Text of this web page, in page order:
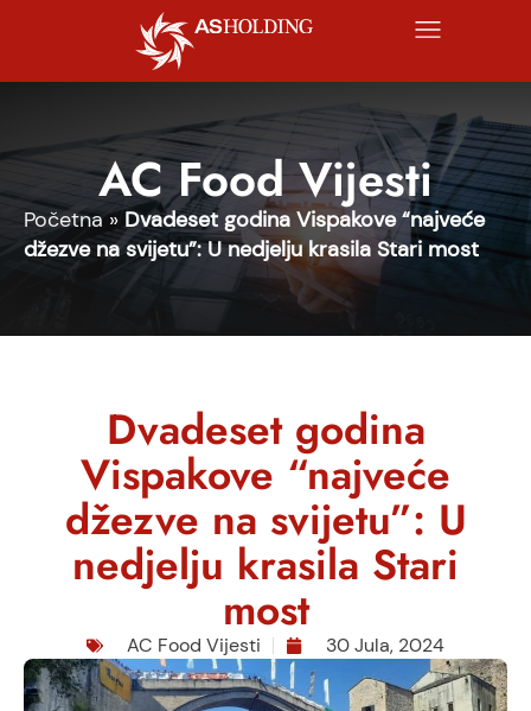
AC Food Vijesti
Početna»Dvadeset godina Vispakove “najveće
džezve na svijetu”: U nedjelju krasila Stari most
Dvadeset godina
Vispakove “najveće
džezve na svijetu”: U
nedjelju krasila Stari
most
AC Food Vijesti 30 Jula, 2024